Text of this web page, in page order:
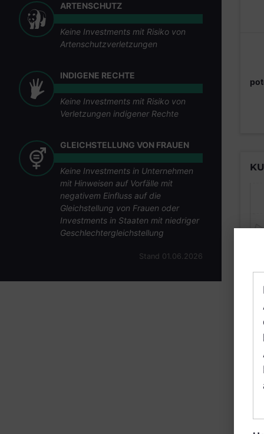
ARTENSCHUTZ
Keine Investments mit Risiko von
Artenschutzverletzungen
INDIGENE RECHTE
Keine Investments mit Risiko von
Verletzungen indigener Rechte
GLEICHSTELLUNG VON FRAUEN
Keine Investments in Unternehmen
mit Hinweisen auf Vorfälle mit
negativem Einfluss auf die
Gleichstellung von Frauen oder
Investments in Staaten mit niedriger
Geschlechtergleichstellung
Stand 01.06.2026